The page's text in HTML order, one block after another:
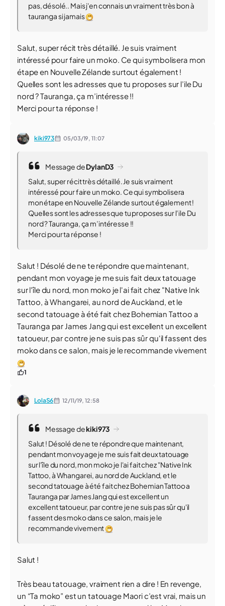
pas, désolé.. Mais j'en connais un vraiment très bon à
tauranga si jamais
Salut, super récit très détaillé. Je suis vraiment
intéressé pour faire un moko. Ce qui symbolisera mon
étape en Nouvelle Zélande surtout également !
Quelles sont les adresses que tu proposes sur l’ile Du
nord ? Tauranga, ça m’intéresse !!
Merci pour ta réponse !
kiki973 05/03/19,11:07
Message deDylanD3
Salut, super récit très détaillé. Je suis vraiment
intéressé pour faire un moko. Ce qui symbolisera
mon étape en Nouvelle Zélande surtout également !
Quelles sont les adresses que tu proposes sur l’ile Du
nord ? Tauranga, ça m’intéresse !!
Merci pour ta réponse !
Salut ! Désolé de ne te répondre que maintenant,
pendant mon voyage je me suis fait deux tatouage
sur l'île du nord, mon moko je l'ai fait chez "Native Ink
Tattoo, à Whangarei, au nord de Auckland, et le
second tatouage à été fait chez Bohemian Tattoo a
Tauranga par James Jang qui est excellent un excellent
tatoueur, par contre je ne suis pas sûr qu'il fassent des
moko dans ce salon, mais je le recommande vivement
1
LolaS6 12/11/19,12:58
Message dekiki973
Salut ! Désolé de ne te répondre que maintenant,
pendant mon voyage je me suis fait deux tatouage
sur l'île du nord, mon moko je l'ai fait chez "Native Ink
Tattoo, à Whangarei, au nord de Auckland, et le
second tatouage à été fait chez Bohemian Tattoo a
Tauranga par James Jang qui est excellent un
excellent tatoueur, par contre je ne suis pas sûr qu'il
fassent des moko dans ce salon, mais je le
recommande vivement
Salut !
Très beau tatouage, vraiment rien a dire ! En revenge,
un “Ta moko” est un tatouage Maori c’est vrai, mais un